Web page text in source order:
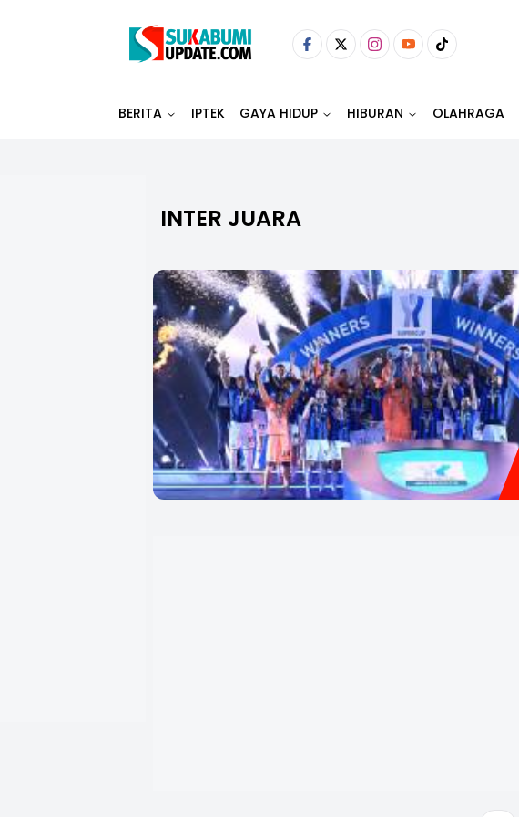
BERITA IPTEK GAYA HIDUP HIBURAN OLAHRAGA
INTER JUARA